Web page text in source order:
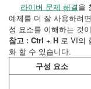
라이버 문제 해결을
예제를 더 잘 사용하려
성 요소를 이해하는 것
참고 : Ctrl + H 로 VI의
화 할 수 있습니다.
구성 요소